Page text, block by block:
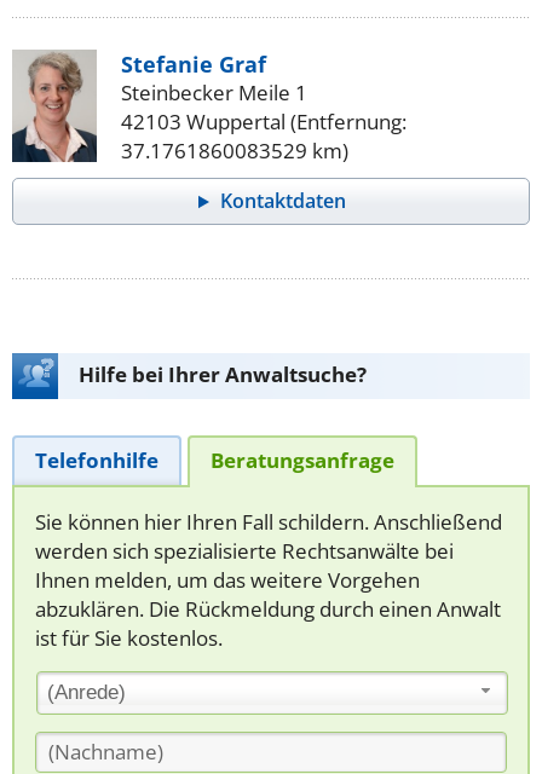
Stefanie Graf
Steinbecker Meile 1
42103 Wuppertal (Entfernung:
37.1761860083529 km)
Kontaktdaten
Hilfe bei Ihrer Anwaltsuche?
Telefonhilfe Beratungsanfrage
Sie können hier Ihren Fall schildern. Anschließend
werden sich spezialisierte Rechtsanwälte bei
Ihnen melden, um das weitere Vorgehen
abzuklären. Die Rückmeldung durch einen Anwalt
ist für Sie kostenlos.
(Anrede)